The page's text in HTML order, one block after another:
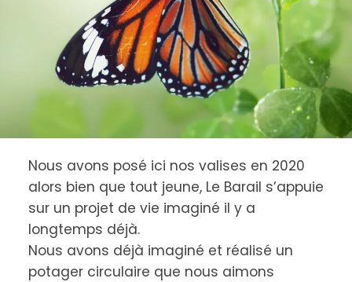
Nous avons posé ici nos valises en 2020
alors bien que tout jeune, Le Barail s’appuie
sur un projet de vie imaginé il y a
longtemps déjà.
Nous avons déjà imaginé et réalisé un
potager circulaire que nous aimons